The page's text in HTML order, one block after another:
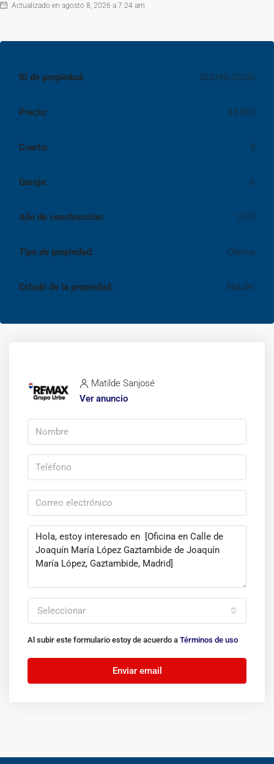
Actualizado en agosto 8, 2026 a 7:24 am
ID de propiedad: ID3248-25535
Precio: €3.800
Cuarto: 0
Garaje: 0
Año de construcción: 1970
Tipo de propiedad: Oficina
Estado de la propiedad: Alquiler
Matilde Sanjosé
Ver anuncio
Seleccionar
Al subir este formulario estoy de acuerdo a Términos de uso
Enviar email